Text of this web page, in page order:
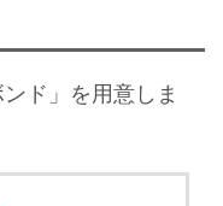
ド」を用意しま